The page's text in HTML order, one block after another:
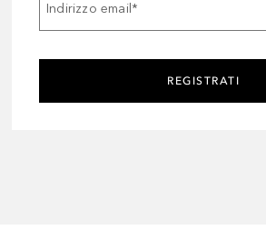
Indirizzo email*
REGISTRATI